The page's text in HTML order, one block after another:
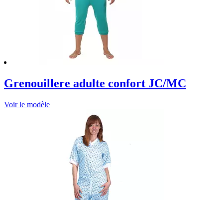
Grenouillere adulte confort JC/MC
Voir le modèle